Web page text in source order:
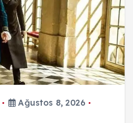
Ağustos 8, 2026